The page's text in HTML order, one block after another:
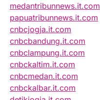
medantribunnews.it.com
papuatribunnews.it.com
cnbcjogja.it.com
cnbcbandung.it.com
cnbclampung.it.com
cnbckaltim.it.com
cnbcmedan.it.com
cnbckalbar.it.com